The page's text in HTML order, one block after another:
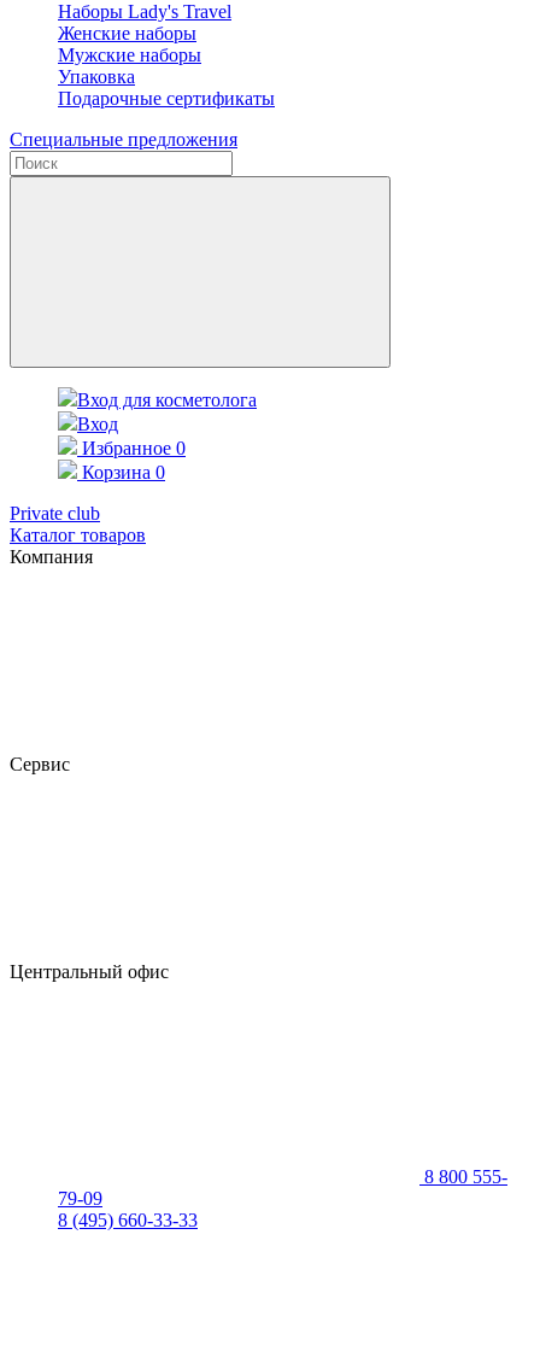
Наборы Lady's Travel
Женские наборы
Мужские наборы
Упаковка
Подарочные сертификаты
Специальные предложения
Вход для косметолога
Вход
Избранное 0
Корзина 0
Private club
Каталог товаров
Компания
Сервис
Центральный офис
8 800 555-
79-09
8 (495) 660-33-33